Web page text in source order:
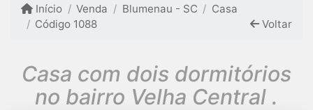
Início Venda Blumenau - SC
Casa
Código 1088
Voltar
Casa com dois dormitórios
no bairro Velha Central .